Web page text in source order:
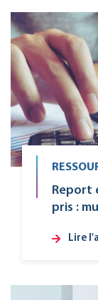
Report
pris :
Lire